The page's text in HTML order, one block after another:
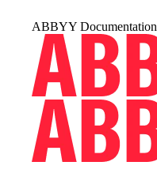
ABBYY Documentation